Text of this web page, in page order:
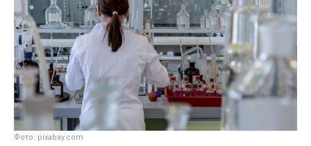
Фото: pixabay.com